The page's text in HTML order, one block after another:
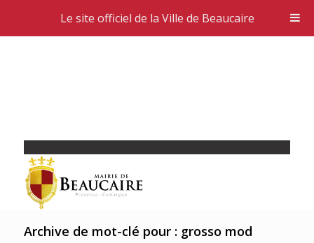
Archive de mot-clé pour : grosso mod
Le site officiel de la Ville de Beaucaire